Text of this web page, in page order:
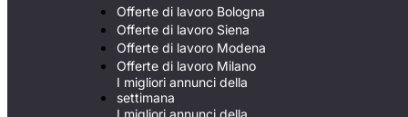
Offerte di lavoro Bologna
Offerte di lavoro Siena
Offerte di lavoro Modena
Offerte di lavoro Milano
I migliori annunci della
settimana
I migliori annunci della